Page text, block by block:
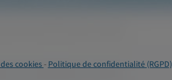
cookies- Politique de confidentialité (RGPD)